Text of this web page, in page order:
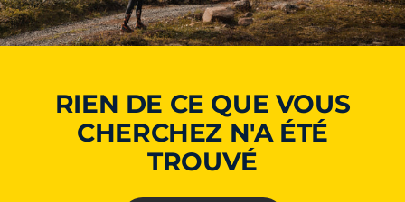
RIEN DE CE QUE VOUS
CHERCHEZ N'A ÉTÉ
TROUVÉ